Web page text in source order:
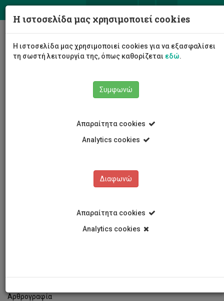
Αρθρογραφία
Η ιστοσελίδα μας χρησιμοποιεί cookies
Η ιστοσελίδα μας χρησιμοποιεί cookies για να εξασφαλίσει
τη σωστή λειτουργία της, όπως καθορίζεται εδώ.
Συμφωνώ
Απαραίτητα cookies
Analytics cookies
Διαφωνώ
Απαραίτητα cookies
Analytics cookies